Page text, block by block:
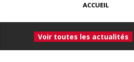
ACCUEIL
Voir toutes les actualités